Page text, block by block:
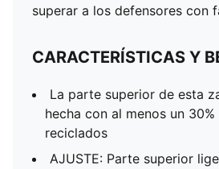
superar a los defensores con
CARACTERÍSTICAS Y
La parte superior de esta
hecha con al menos un
reciclados
AJUSTE: Parte superior